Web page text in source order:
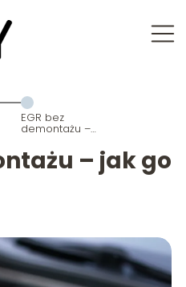
EGR bez
demontażu –
wyczyścić?
– jak go